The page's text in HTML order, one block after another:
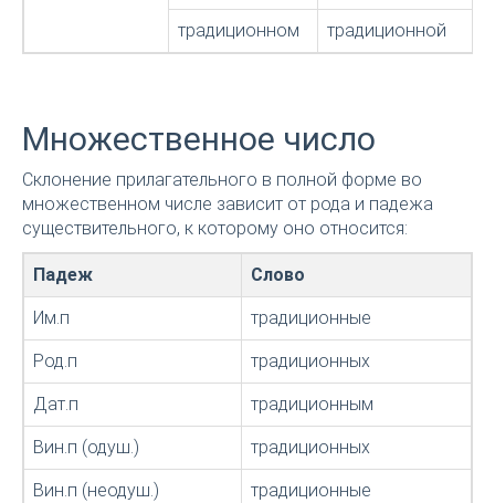
традиционном традиционной
Множественное число
Склонение прилагательного в полной форме во
множественном числе зависит от рода и падежа
существительного, к которому оно относится:
Падеж Слово
Им.п традиционные
Род.п традиционных
Дат.п традиционным
Вин.п (одуш.) традиционных
Вин.п (неодуш.) традиционные